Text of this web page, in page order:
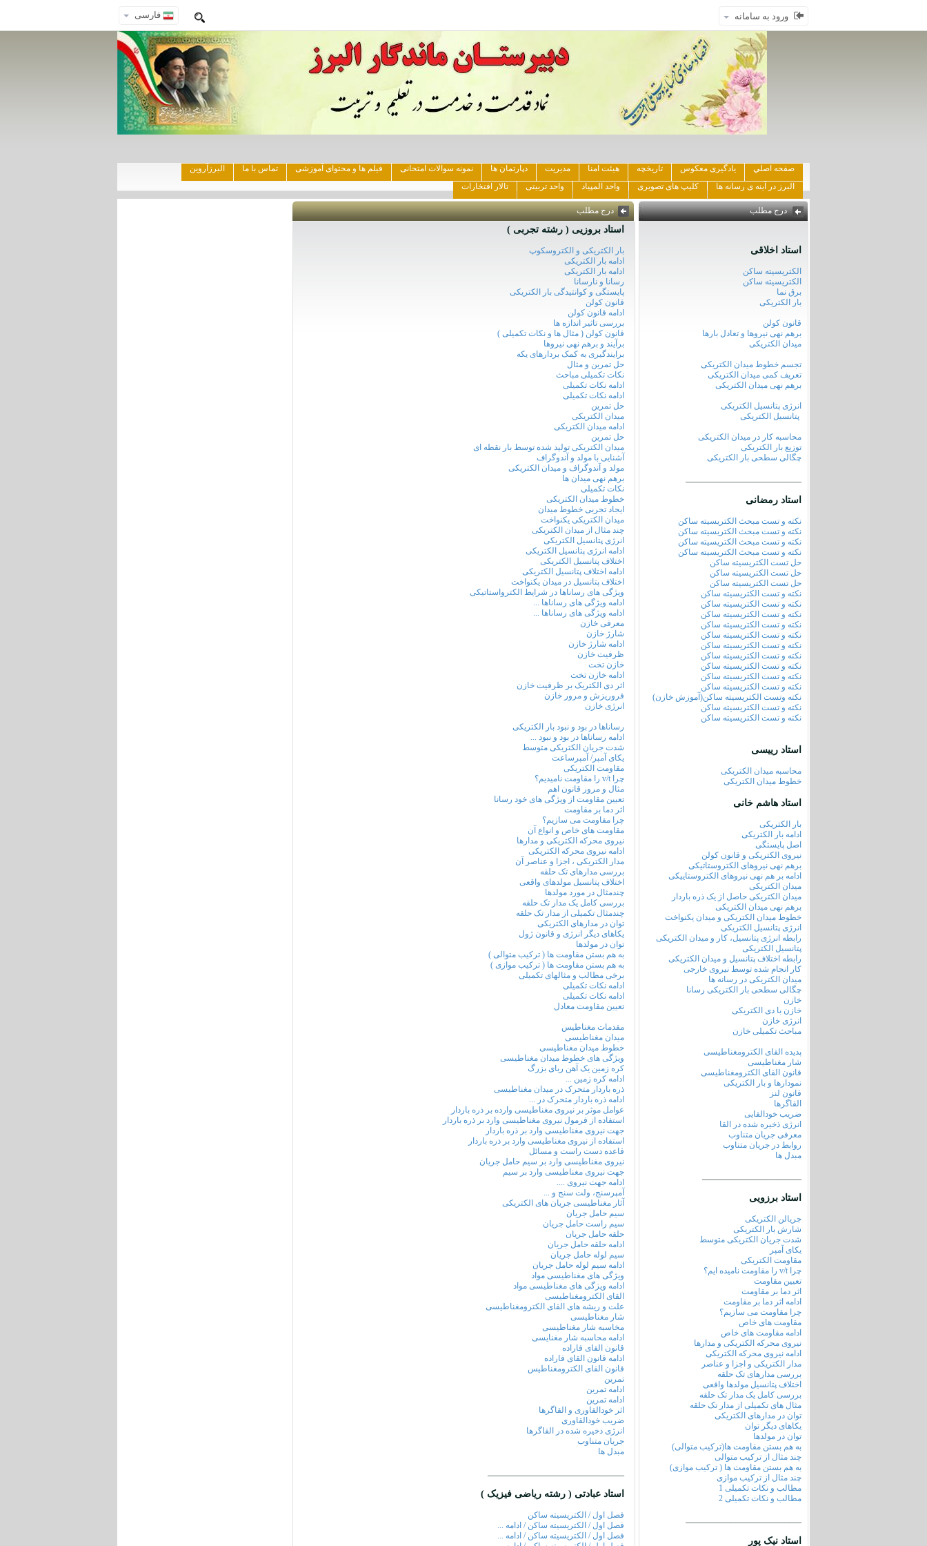
فارسی ورود به سامانه
صفحه اصلي یادگیری معکوس تاریخچه هیئت امنا مدیریت دپارتمان ها نمونه سوالات امتحانی فیلم ها و محتوای آموزشی تماس با ما
البرزآروین
البرز در آینه ی رسانه ها
کلیپ های تصویری واحد المپیاد واحد تربیتی تالار افتخارات
درج مطلب
استاد اخلاقی
الکتریسیته ساکن
الکتریسیته ساکن
برق نما
بار الکتریکی
قانون کولن
برهم نهی نیروها و تعادل بارها
میدان الکتریکی
تجسم خطوط میدان الکتریکی
تعریف کمی میدان الکتریکی
برهم نهی میدان الکتریکی
انرژی پتانسیل الکتریکی
پتانسیل الکتریکی
محاسبه کار در میدان الکتریکی
توزیع بار الکتریکی
چگالی سطحی بار الکتریکی
استاد رمضانی
نکته و تست مبحث الکتریسیته ساکن
نکته و تست مبحث الکتریسیته ساکن
نکته و تست مبحث الکتریسیته ساکن
نکته و تست مبحث الکتریسیته ساکن
حل تست الکتریسیته ساکن
حل تست الکتریسیته ساکن
حل تست الکتریسیته ساکن
نکته و تست الکتریسیته ساکن
نکته و تست الکتریسیته ساکن
نکته و تست الکتریسیته ساکن
نکته و تست الکتریسیته ساکن
نکته و تست الکتریسیته ساکن
نکته و تست الکتریسیته ساکن
نکته و تست الکتریسیته ساکن
نکته و تست الکتریسیته ساکن
نکته و تست الکتریسیته ساکن
نکته و تست الکتریسیته ساکن
نکته وتست الکتریسیته ساکن(آموزش خازن)
نکته و تست الکتریسیته ساکن
نکته و تست الکتریسیته ساکن
استاد رییسی
محاسبه میدان الکتریکی
خطوط میدان الکتریکی
استاد هاشم خانی
بار الکتریکی
ادامه بار الکتریکی
اصل پایستگی
نیروی الکتریکی و قانون کولن
برهم نهی نیروهای الکتروستاتیکی
ادامه بر هم نهی نیروهای الکتروستاییکی
میدان الکتریکی
میدان الکتریکی حاصل از یک ذره باردار
برهم نهی میدان الکتریکی
خطوط میدان الکتریکی و میدان یکنواخت
انرژی پتانسیل الکتریکی
رابطه انرژی پتانسیل، کار و میدان الکتریکی
پتانسیل الکتریکی
رابطه اختلاف پتانسیل و میدان الکتریکی
کار انجام شده توسط نیروی خارجی
میدان الکتریکی در رسانه ها
چگالی سطحی بار الکتریکی رسانا
خازن
خازن با دی الکتریکی
انرژی خازن
مباحث تکمیلی خازن
پدیده القای الکترومغناطیسی
شار مغناطیسی
قانون القای الکترومغناطیسی
نمودارها و بار الکتریکی
قانون لنز
القاگرها
ضریب خودالقایی
انرژی ذخیره شده در القا
معرفی جریان متناوب
روابط در جریان متناوب
مبدل ها
استاد برزویی
جریالن الکتریکی
شارش بار الکتریکی
شدت جریان الکتریکی متوسط
یکای آمپر
مقاومت الکتریکی
چرا v/t را مقاومت نامیده ایم؟
تعیین مقاومت
اثر دما بر مقاومت
ادامه اثر دما بر مقاومت
چرا مقاومت می سازیم؟
مقاومت های خاص
ادامه مقاومت های خاص
نیروی محرکه الکتریکی و مدارها
ادامه نیروی محرکه الکتریکی
مدار الکتریکی و اجزا و عناصر
بررسی مدارهای تک حلقه
اختلاف پتانسیل مولدها واقعی
بررسی کامل یک مدار تک حلقه
مثال های تکمیلی از مدار تک حلقه
توان در مدارهای الکتریکی
یکاهای دیگر توان
توان در مولدها
به هم بستن مقاومت ها(ترکیب متوالی)
چند مثال از ترکیب متوالی
به هم بستن مقاومت ها ( ترکیب موازی)
چند مثال از ترکیب موازی
مطالب و نکات تکمیلی 1
مطالب و نکات تکمیلی 2
استاد نیک پور
درج مطلب
استاد بروزیی ( رشته تجربی )
بار الکتریکی و الکتروسکوپ
ادامه بار الکتریکی
ادامه بار الکتریکی
رسانا و نارسانا
پایستگی و کوانتیدگی بار الکتریکی
قانون کولن
ادامه قانون کولن
بررسی تاثیر اندازه ها
قانون کولن ( مثال ها و نکات تکمیلی )
برآیند و برهم نهی نیروها
برایندگیری به کمک بردارهای یکه
حل تمرین و مثال
نکات تکمیلی مباحث
ادامه نکات تکمیلی
ادامه نکات تکمیلی
حل تمرین
میدان الکتریکی
ادامه میدان الکتریکی
حل تمرین
میدان الکتریکی تولید شده توسط بار نقطه ای
آشنایی با مولد و آندوگراف
مولد و آندوگراف و میدان الکتریکی
برهم نهی میدان ها
نکات تکمیلی
خطوط میدان الکتریکی
ایجاد تجربی خطوط میدان
میدان الکتریکی یکنواخت
چند مثال از میدان الکتریکی
انرژی پتانسیل الکتریکی
ادامه انرژی پتانسیل الکتریکی
اختلاف پتانسیل الکتریکی
ادامه اختلاف پتانسیل الکتریکی
اختلاف پتانسیل در میدان یکنواخت
ویژگی های رساناها در شرایط الکترواستاتیکی
ادامه ویژگی های رساناها ...
ادامه ویژگی های رساناها ...
معرفی خازن
شارژ خازن
ادامه شارژ خازن
ظرفیت خازن
خازن تخت
ادامه خازن تخت
اثر دی الکتریک بر ظرفیت خازن
فروریزش و مرور خازن
انرژی خازن
رساناها در بود و نبود بار الکتریکی
ادامه رساناها در بود و نبود ...
شدت جریان الکتریکی متوسط
یکای آمپر/ آمپرساعت
مقاومت الکتریکی
چرا v/t را مقاومت نامیدیم؟
مثال و مرور قانون اهم
تعیین مقاومت از ویژگی های خود رسانا
اثر دما بر مقاومت
چرا مقاومت می سازیم؟
مقاومت های خاص و انواع آن
نیروی محرکه الکتریکی و مدارها
ادامه نیروی محرکه الکتریکی
مدار الکتریکی ، اجزا و عناصر آن
بررسی مدارهای تک حلقه
اختلاف پتانسیل مولدهای واقعی
چندمثال در مورد مولدها
بررسی کامل یک مدار تک حلقه
چندمثال تکمیلی از مدار تک حلقه
توان در مدارهای الکتریکی
یکاهای دیگر انرژی و قانون ژول
توان در مولدها
به هم بستن مقاومت ها ( ترکیب متوالی )
به هم بستن مقاومت ها ( ترکیب موازی )
برخی مطالب و مثالهای تکمیلی
ادامه نکات تکمیلی
ادامه نکات تکمیلی
تعیین مقاومت معادل
مقدمات مغناطیس
میدان مغناطیسی
خطوط میدان مغناطیسی
ویژگی های خطوط میدان مغناطیسی
کره زمین یک آهن ربای بزرگ
ادامه کره زمین ...
ذره باردار متحرک در میدان مغناطیسی
ادامه ذره باردار متحرک در ...
عوامل موثر بر نیروی مغناطیسی وارده بر ذره باردار
استفاده از فرمول نیروی مغناطیسی وارد بر ذره باردار
جهت نیروی مغناطیسی وارد بر ذره باردار
استفاده از نیروی مغناطیسی وارد بر ذره باردار
قاعده دست راست و مسائل
نیروی مغناطیسی وارد بر سیم حامل جریان
جهت نیروی مغناطیسی وارد بر سیم
ادامه جهت نیروی ....
آمپرسنج، ولت سنج و ...
آثار مغناطیسی جریان های الکتریکی
سیم حامل جریان
سیم راست حامل جریان
حلقه حامل جریان
ادامه حلقه حامل جریان
سیم لوله حامل جریان
ادامه سیم لوله حامل جریان
ویژگی های مغناطیسی مواد
ادامه ویزگی های مغناطیسی مواد
القای الکترومغناطیسی
علت و ریشه های القای الکترومغناطیسی
شار مغناطیسی
مخاسبه شار مغناطیسی
ادامه محاسبه شار مغنایسی
قانون القای فاراده
ادامه قانون القای فاراده
قانون القای الکترومغناطیس
تمرین
ادامه تمرین
ادامه تمرین
اثر خودالقاوری و القاگرها
ضریب خودالقاوری
انرژی ذخیره شده در القاگرها
جریان متناوب
مبدل ها
استاد عبادتی ( رشته ریاضی فیزیک )
فصل اول / الکتریسیته ساکن
فصل اول / الکتریسیته ساکن / ادامه ...
فصل اول / الکتریسیته ساکن / ادامه ...